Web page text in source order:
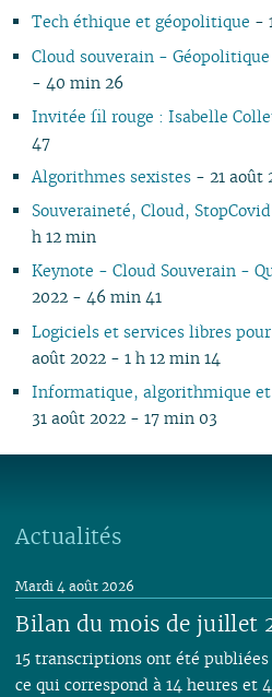
01
02
Tech éthique et géopolitique -
Cloud souverain -
- 40 min 26
Invitée fil rouge : Isabelle
47
Algorithmes sexistes- 21 août
Souveraineté, Cloud,
h 12 min
Keynote - Cloud Souverain -
2022 - 46 min 41
Logiciels et services libres
août 2022 - 1 h 12 min 14
Informatique, algorithmique
31 août 2022 - 17 min 03
Actualités
Bilan du mois de juillet
Mardi 4 août 2026
15 transcriptions ont été
ce qui correspond à 14 heures et